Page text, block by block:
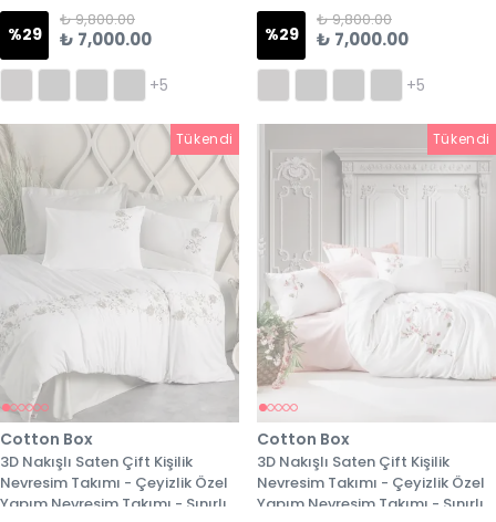
%29
₺ 9,800.00
₺ 7,000.00
+5
%29
₺ 9,800.00
₺ 7,000.00
+5
Tükendi Tükendi
Cotton Box
3D Nakışlı Saten Çift Kişilik
Nevresim Takımı - Çeyizlik Özel
Yapım Nevresim Takımı - Sınırlı
Tükendi
Cotton Box
3D Nakışlı Saten Çift Kişilik
Nevresim Takımı - Çeyizlik Özel
Yapım Nevresim Takımı - Sınırlı